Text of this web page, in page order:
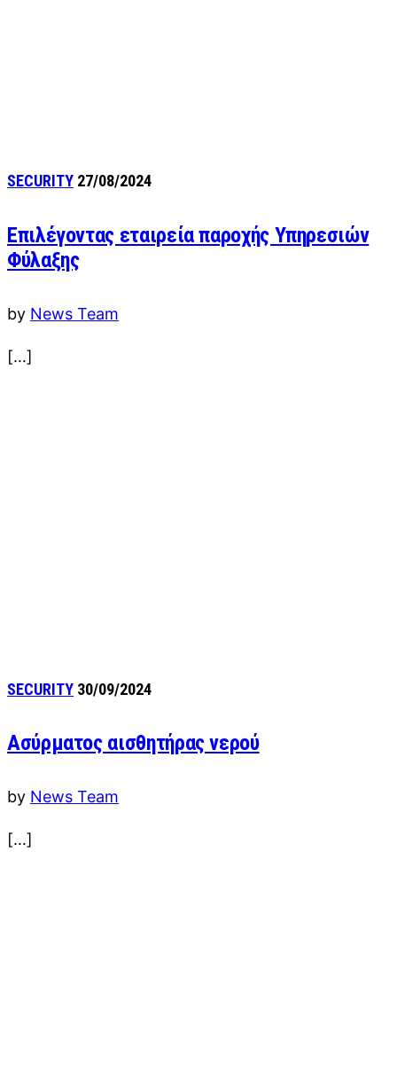
SECURITY 27/08/2024
Επιλέγοντας εταιρεία παροχής Υπηρεσιών
Φύλαξης
by News Team
[…]
SECURITY 30/09/2024
Ασύρματος αισθητήρας νερού
by News Team
[…]